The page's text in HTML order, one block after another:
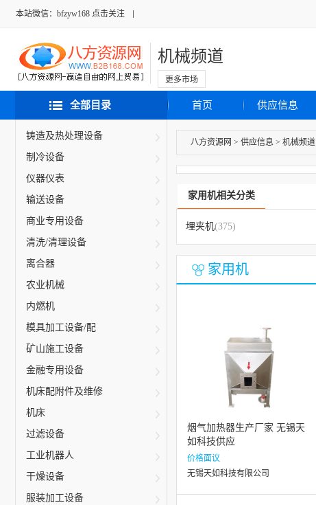
本站微信：bfzyw168 点击关注
机械频道
更多市场
全部目录 首页 供应信息
铸造及热处理设备
制冷设备
仪器仪表
输送设备
商业专用设备
清洗/清理设备
离合器
农业机械
内燃机
模具加工设备/配
矿山施工设备
金融专用设备
机床配附件及维修
机床
过滤设备
工业机器人
干燥设备
服装加工设备
八方资源网 > 供应信息 > 机械频道
家用机相关分类
埋夹机(375)
家用机
烟气加热器生产厂家 无锡天
如科技供应
价格面议
无锡天如科技有限公司